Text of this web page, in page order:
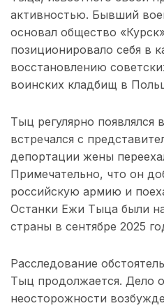
активностью. Бывший
основал общество
позиционировало себя в
восстановлению
воинских кладбищ в
Тыц регулярно
встречался с
депортации жены
Примечательно, что он
российскую армию и
Останки Ежи Тыца были
страны в сентябре 2025
Расследование
Тыц продолжается. Дело
неосторожности